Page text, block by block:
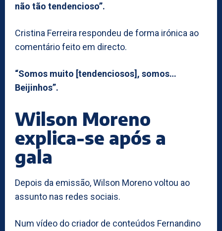
não tão tendencioso”.
Cristina Ferreira respondeu de forma irónica ao
comentário feito em directo.
“Somos muito [tendenciosos], somos…
Beijinhos”.
Wilson Moreno
explica-se após a
gala
Depois da emissão, Wilson Moreno voltou ao
assunto nas redes sociais.
Num vídeo do criador de conteúdos Fernandino